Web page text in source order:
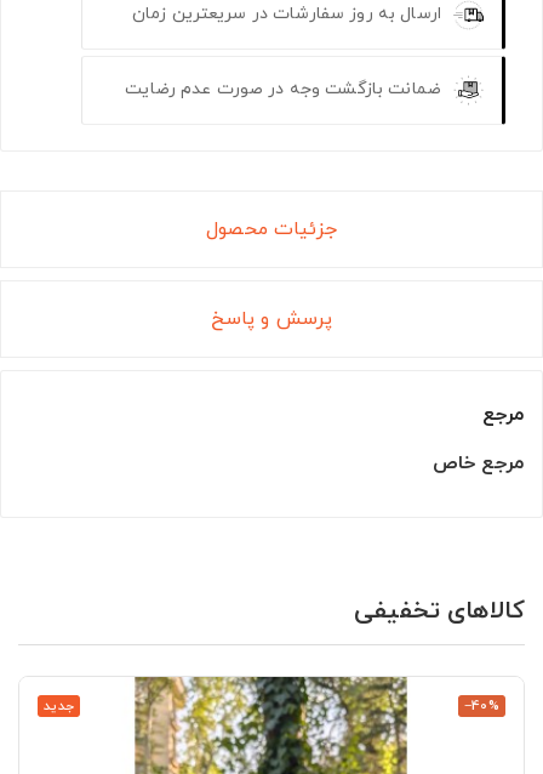
ارسال به روز سفارشات در سریعترین زمان
ضمانت بازگشت وجه در صورت عدم رضایت
جزئیات محصول
پرسش و پاسخ
مرجع
مرجع خاص
کالاهای تخفیفی
جدید ‎−40%